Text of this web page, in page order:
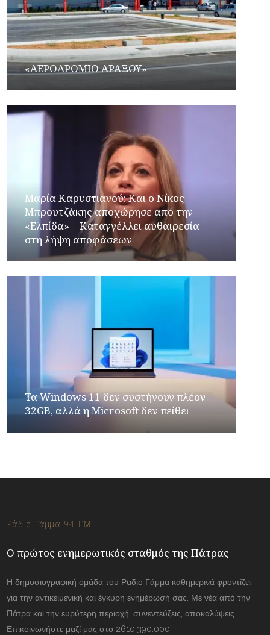
«ΑΕΡΟΔΡΟΜΙΟ ΑΡΑΞΟΥ»
Μαρία Καρυστιανού: Και ο Νίκος
Μπρουτζάκης αποχώρησε από την
«Ελπίδα» – Καταγγέλλει αυθαιρεσία
στη λήψη αποφάσεων
Τα Windows 11 δεν συστήνουν πλέον
32GB, αλλά η Microsoft δεν πείθει
Ράδιο Γάμμα 94 FM
Ο πρώτος ενημερωτικός σταθμός της Πάτρας
Η δημοσιογραφική ομάδα του Ραδιο Γάμμα καθημερινά φροντίζει
για την αντικειμενική και έγκυρη ενημέρωσή σας. Με νέα από την
Πάτρα και την ευρύτερη περιοχή, συνεντεύξεις, αποκαλύψεις.
Επικοινωνήστε μαζί μας στο 2610.390.000